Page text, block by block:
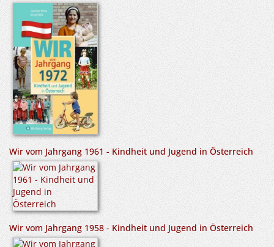
Wir vom Jahrgang 1961 - Kindheit und Jugend in Österreich
Wir vom Jahrgang 1958 - Kindheit und Jugend in Österreich